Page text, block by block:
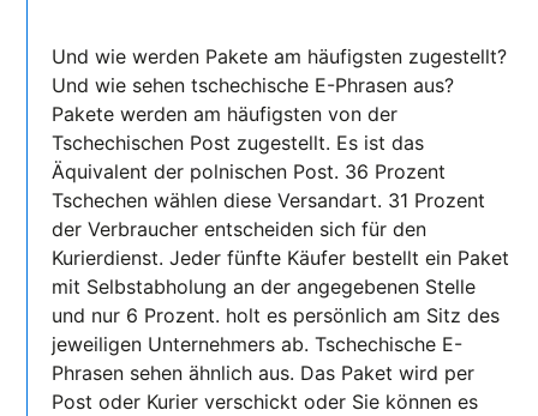
Und wie werden Pakete am häufigsten zugestellt?
Und wie sehen tschechische E-Phrasen aus?
Pakete werden am häufigsten von der
Tschechischen Post zugestellt. Es ist das
Äquivalent der polnischen Post. 36 Prozent
Tschechen wählen diese Versandart. 31 Prozent
der Verbraucher entscheiden sich für den
Kurierdienst. Jeder fünfte Käufer bestellt ein Paket
mit Selbstabholung an der angegebenen Stelle
und nur 6 Prozent. holt es persönlich am Sitz des
jeweiligen Unternehmers ab. Tschechische E-
Phrasen sehen ähnlich aus. Das Paket wird per
Post oder Kurier verschickt oder Sie können es